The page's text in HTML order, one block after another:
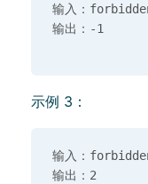
输入：
示例 3：
输入：
输出：2